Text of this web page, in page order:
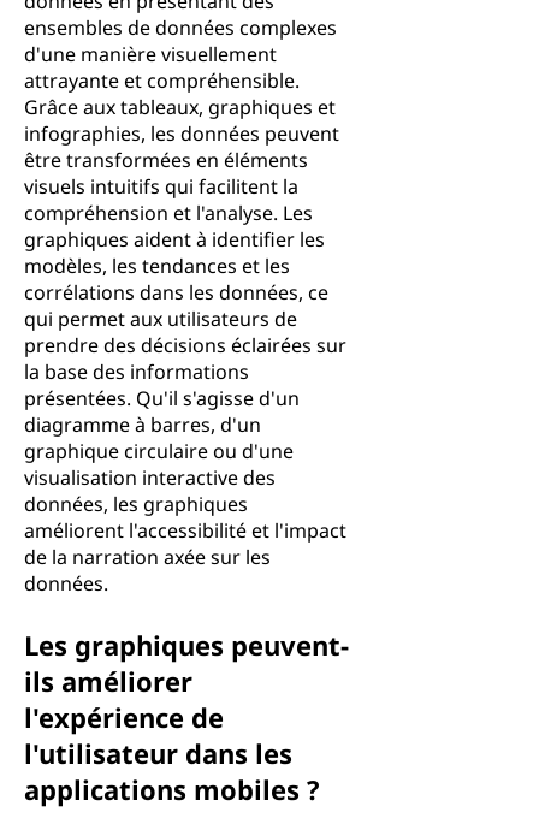
ensembles de données complexes
d'une manière visuellement
attrayante et compréhensible.
Grâce aux tableaux, graphiques et
infographies, les données peuvent
être transformées en éléments
visuels intuitifs qui facilitent la
compréhension et l'analyse. Les
graphiques aident à identifier les
modèles, les tendances et les
corrélations dans les données, ce
qui permet aux utilisateurs de
prendre des décisions éclairées sur
la base des informations
présentées. Qu'il s'agisse d'un
diagramme à barres, d'un
graphique circulaire ou d'une
visualisation interactive des
données, les graphiques
améliorent l'accessibilité et l'impact
de la narration axée sur les
données.
Les graphiques peuvent-
ils améliorer
l'expérience de
l'utilisateur dans les
applications mobiles ?